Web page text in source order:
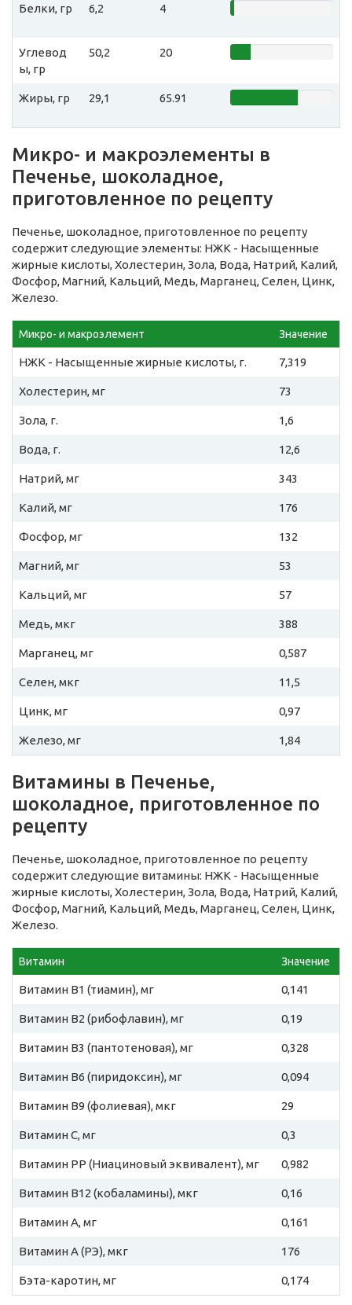
Белки, гр 6,2 4
Углевод
ы, гр
50,2 20
Жиры, гр 29,1 65.91
Микро- и макроэлементы в
Печенье, шоколадное,
приготовленное по рецепту
Печенье, шоколадное, приготовленное по рецепту
содержит следующие элементы: НЖК - Насыщенные
жирные кислоты, Холестерин, Зола, Вода, Натрий, Калий,
Фосфор, Магний, Кальций, Медь, Марганец, Селен, Цинк,
Железо.
Микро- и макроэлемент Значение
НЖК - Насыщенные жирные кислоты, г. 7,319
Холестерин, мг 73
Зола, г. 1,6
Вода, г. 12,6
Натрий, мг 343
Калий, мг 176
Фосфор, мг 132
Магний, мг 53
Кальций, мг 57
Медь, мкг 388
Марганец, мг 0,587
Селен, мкг 11,5
Цинк, мг 0,97
Железо, мг 1,84
Витамины в Печенье,
шоколадное, приготовленное по
рецепту
Печенье, шоколадное, приготовленное по рецепту
содержит следующие витамины: НЖК - Насыщенные
жирные кислоты, Холестерин, Зола, Вода, Натрий, Калий,
Фосфор, Магний, Кальций, Медь, Марганец, Селен, Цинк,
Железо.
Витамин Значение
Витамин B1 (тиамин), мг 0,141
Витамин B2 (рибофлавин), мг 0,19
Витамин B3 (пантотеновая), мг 0,328
Витамин B6 (пиридоксин), мг 0,094
Витамин B9 (фолиевая), мкг 29
Витамин C, мг 0,3
Витамин PP (Ниациновый эквивалент), мг 0,982
Витамин B12 (кобаламины), мкг 0,16
Витамин A, мг 0,161
Витамин A (РЭ), мкг 176
Бэта-каротин, мг 0,174